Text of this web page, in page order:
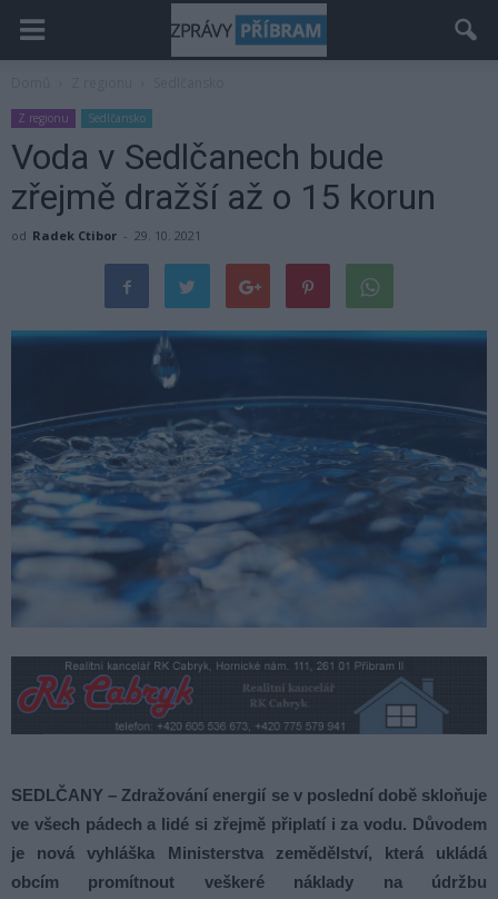
Z regionu Sedlčansko
Voda v Sedlčanech bude
zřejmě dražší až o 15 korun
od Radek Ctibor - 29. 10. 2021
SEDLČANY – Zdražování energií se v poslední době skloňuje
ve všech pádech a lidé si zřejmě připlatí i za vodu. Důvodem
je nová vyhláška Ministerstva zemědělství, která ukládá
obcím promítnout veškeré náklady na údržbu